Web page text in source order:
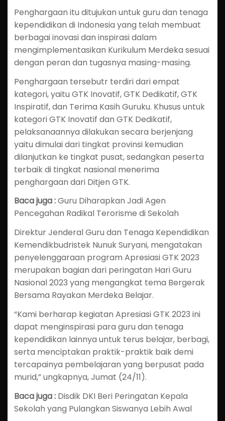
Penghargaan itu ditujukan untuk guru dan tenaga
kependidikan di Indonesia yang telah membuat
berbagai inovasi dan inspirasi dalam
mengimplementasikan Kurikulum Merdeka sesuai
dengan peran dan tugasnya masing-masing.
Penghargaan tersebutr terdiri dari empat
kategori, yaitu GTK Inovatif, GTK Dedikatif, GTK
Inspiratif, dan Terima Kasih Guruku. Khusus untuk
kategori GTK Inovatif dan GTK Dedikatif,
pelaksanaannya dilakukan secara berjenjang
yaitu dimulai dari tingkat provinsi kemudian
dilanjutkan ke tingkat pusat, sedangkan peserta
terbaik di tingkat nasional menerima
penghargaan dari Ditjen GTK.
Baca juga :Guru Diharapkan Jadi Agen
Pencegahan Radikal Terorisme di Sekolah
Direktur Jenderal Guru dan Tenaga Kependidikan
Kemendikbudristek Nunuk Suryani, mengatakan
penyelenggaraan program Apresiasi GTK 2023
merupakan bagian dari peringatan Hari Guru
Nasional 2023 yang mengangkat tema Bergerak
Bersama Rayakan Merdeka Belajar.
“Kami berharap kegiatan Apresiasi GTK 2023 ini
dapat menginspirasi para guru dan tenaga
kependidikan lainnya untuk terus belajar, berbagi,
serta menciptakan praktik-praktik baik demi
tercapainya pembelajaran yang berpusat pada
murid,” ungkapnya, Jumat (24/11).
Baca juga : Disdik DKI Beri Peringatan Kepala
Sekolah yang Pulangkan Siswanya Lebih Awal